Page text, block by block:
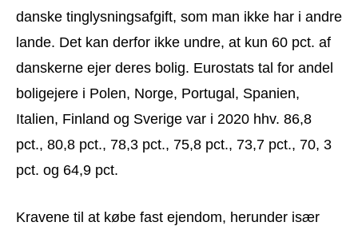
danske tinglysningsafgift, som man ikke har i andre
lande. Det kan derfor ikke undre, at kun 60 pct. af
danskerne ejer deres bolig. Eurostats tal for andel
boligejere i Polen, Norge, Portugal, Spanien,
Italien, Finland og Sverige var i 2020 hhv. 86,8
pct., 80,8 pct., 78,3 pct., 75,8 pct., 73,7 pct., 70, 3
pct. og 64,9 pct.
Kravene til at købe fast ejendom, herunder især